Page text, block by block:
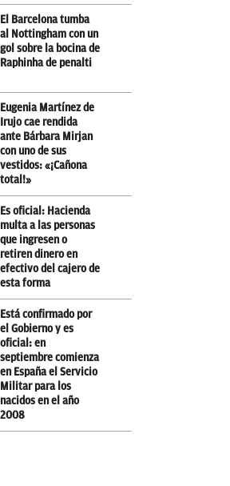
El Barcelona tumba
al Nottingham con un
gol sobre la bocina de
Raphinha de penalti
Eugenia Martínez de
Irujo cae rendida
ante Bárbara Mirjan
con uno de sus
vestidos: «¡Cañona
total!»
Es oficial: Hacienda
multa a las personas
que ingresen o
retiren dinero en
efectivo del cajero de
esta forma
Está confirmado por
el Gobierno y es
oficial: en
septiembre comienza
en España el Servicio
Militar para los
nacidos en el año
2008